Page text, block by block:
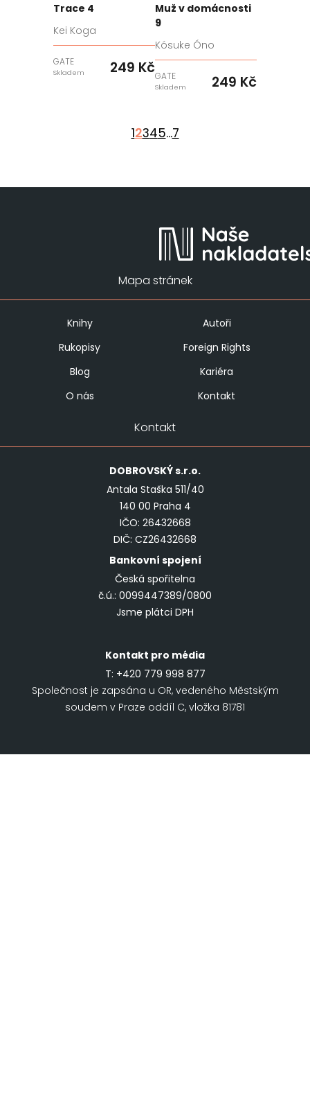
Trace 4
Kei Koga
GATE
Skladem 249 Kč
Muž v domácnosti
9
Kósuke Óno
GATE
Skladem 249 Kč
12345...7
Mapa stránek
Knihy
Autoři
Rukopisy
Foreign Rights
Blog
Kariéra
O nás
Kontakt
Kontakt
DOBROVSKÝs.r.o.
Antala Staška 511/40
140 00 Praha 4
IČO: 26432668
DIČ: CZ26432668
Bankovní spojení
Česká spořitelna
č.ú.: 0099447389/0800
Jsme plátci DPH
Kontakt pro média
T: +420 779 998 877
Společnost je zapsána u OR, vedeného Městským
soudem v Praze oddíl C, vložka 81781